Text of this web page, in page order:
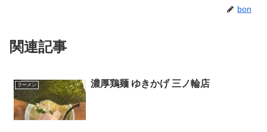
bon
関連記事
ラーメン 濃厚鶏麺 ゆきかげ 三ノ輪店